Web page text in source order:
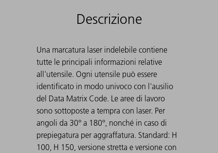
Descrizione
Una marcatura laser indelebile contiene
tutte le principali informazioni relative
all'utensile. Ogni utensile può essere
identificato in modo univoco con l'ausilio
del Data Matrix Code. Le aree di lavoro
sono sottoposte a tempra con laser. Per
angoli da 30° a 180°, nonché in caso di
prepiegatura per aggraffatura. Standard: H
100, H 150, versione stretta e versione con